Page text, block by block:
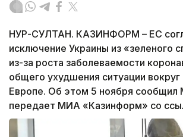
НУР-СУЛТАН. КАЗИНФОРМ – ЕС
исключение Украины из «зеленого
из-за роста заболеваемости
общего ухудшения ситуации вокруг
Европе. Об этом 5 ноября
передает МИА «Казинформ» со